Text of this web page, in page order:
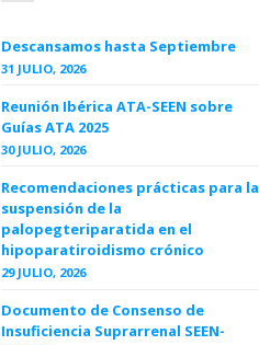
Descansamos hasta Septiembre
31 JULIO, 2026
Reunión Ibérica ATA-SEEN sobre
Guías ATA 2025
30 JULIO, 2026
Recomendaciones prácticas para la
suspensión de la
palopegteriparatida en el
hipoparatiroidismo crónico
29 JULIO, 2026
Documento de Consenso de
Insuficiencia Suprarrenal SEEN-